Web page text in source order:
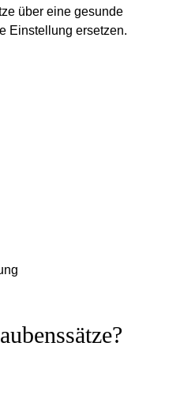
über eine gesunde
Einstellung ersetzen.